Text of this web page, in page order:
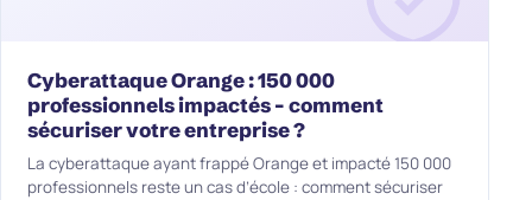
Cyberattaque Orange : 150 000
professionnels impactés – comment
sécuriser votre entreprise ?
La cyberattaque ayant frappé Orange et impacté 150 000
professionnels reste un cas d’école : comment sécuriser